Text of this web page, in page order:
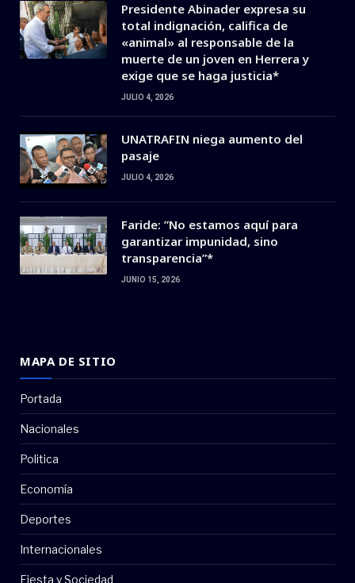
Presidente Abinader expresa su
total indignación, califica de
«animal» al responsable de la
muerte de un joven en Herrera y
exige que se haga justicia*
JULIO 4, 2026
UNATRAFIN niega aumento del
pasaje
JULIO 4, 2026
Faride: ”No estamos aquí para
garantizar impunidad, sino
transparencia”*
JUNIO 15, 2026
MAPA DE SITIO
Portada
Nacionales
Politica
Economía
Deportes
Internacionales
Fiesta y Sociedad